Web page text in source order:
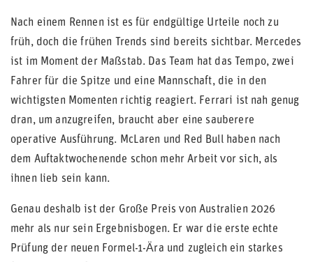
Nach einem Rennen ist es für endgültige Urteile noch zu
früh, doch die frühen Trends sind bereits sichtbar. Mercedes
ist im Moment der Maßstab. Das Team hat das Tempo, zwei
Fahrer für die Spitze und eine Mannschaft, die in den
wichtigsten Momenten richtig reagiert. Ferrari ist nah genug
dran, um anzugreifen, braucht aber eine sauberere
operative Ausführung. McLaren und Red Bull haben nach
dem Auftaktwochenende schon mehr Arbeit vor sich, als
ihnen lieb sein kann.
Genau deshalb ist der Große Preis von Australien 2026
mehr als nur sein Ergebnisbogen. Er war die erste echte
Prüfung der neuen Formel-1-Ära und zugleich ein starkes